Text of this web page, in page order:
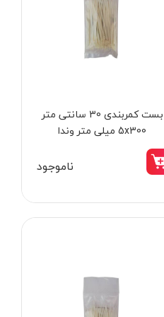
رابط ریسه مدل RGB
بست کمربندی 30 سانتی متر
5x300 میلی متر وندا
ناموجود